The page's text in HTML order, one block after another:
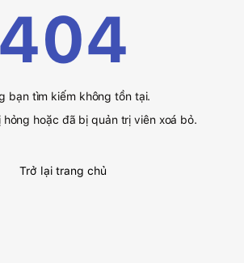
404
bạn tìm kiếm không tồn tại.
hỏng hoặc đã bị quản trị viên xoá bỏ.
Trở lại trang chủ